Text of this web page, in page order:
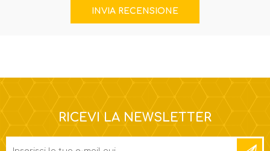
RICEVI LA NEWSLETTER